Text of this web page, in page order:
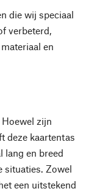
die wij speciaal
verbeterd,
en
zijn
deze kaartentas
lang en breed
situaties. Zowel
een uitstekend